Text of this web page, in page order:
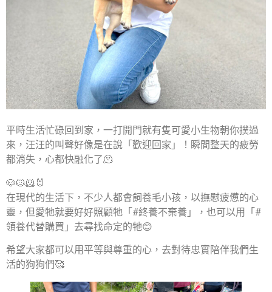
平時生活忙碌回到家，一打開門就有隻可愛小生物朝你撲過
來，汪汪的叫聲好像是在說「歡迎回家」！瞬間整天的疲勞
都消失，心都快融化了🫠
🐶🐱🐹🐰
在現代的生活下，不少人都會飼養毛小孩，以撫慰疲憊的心
靈，但愛牠就要好好照顧牠「#終養不棄養」，也可以用「#
領養代替購買」去尋找命定的牠😊
希望大家都可以用平等與尊重的心，去對待忠實陪伴我們生
活的狗狗們🥰